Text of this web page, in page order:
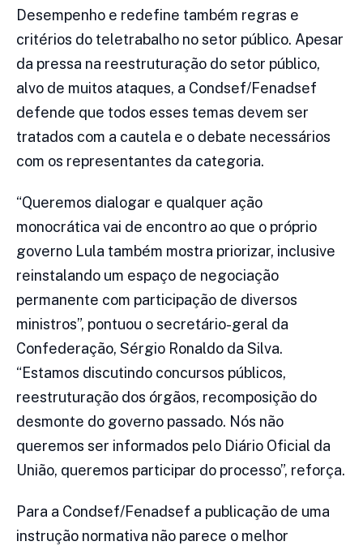
Desempenho e redefine também regras e
critérios do teletrabalho no setor público. Apesar
da pressa na reestruturação do setor público,
alvo de muitos ataques, a Condsef/Fenadsef
defende que todos esses temas devem ser
tratados com a cautela e o debate necessários
com os representantes da categoria.
“Queremos dialogar e qualquer ação
monocrática vai de encontro ao que o próprio
governo Lula também mostra priorizar, inclusive
reinstalando um espaço de negociação
permanente com participação de diversos
ministros”, pontuou o secretário-geral da
Confederação, Sérgio Ronaldo da Silva.
“Estamos discutindo concursos públicos,
reestruturação dos órgãos, recomposição do
desmonte do governo passado. Nós não
queremos ser informados pelo Diário Oficial da
União, queremos participar do processo”, reforça.
Para a Condsef/Fenadsef a publicação de uma
instrução normativa não parece o melhor